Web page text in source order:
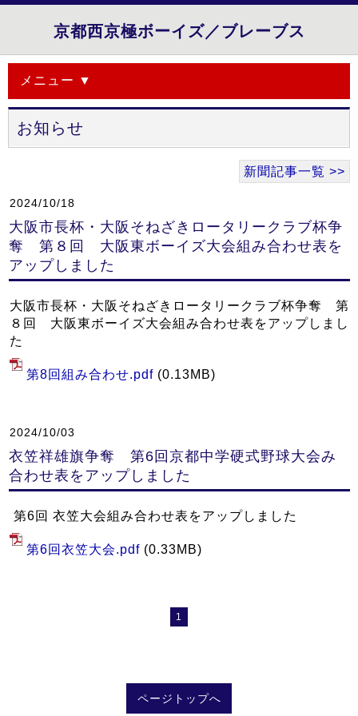
京都西京極ボーイズ／ブレーブス
メニュー ▼
お知らせ
新聞記事一覧 >>
2024/10/18
大阪市長杯・大阪そねざきロータリークラブ杯争
奪 第８回 大阪東ボーイズ大会組み合わせ表を
アップしました
大阪市長杯・大阪そねざきロータリークラブ杯争奪 第
８回 大阪東ボーイズ大会組み合わせ表をアップしまし
た
第8回組み合わせ.pdf (0.13MB)
2024/10/03
衣笠祥雄旗争奪 第6回京都中学硬式野球大会み
合わせ表をアップしました
第6回 衣笠大会組み合わせ表をアップしました
第6回衣笠大会.pdf (0.33MB)
1
ページトップへ